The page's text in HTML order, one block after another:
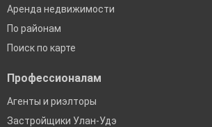
Аренда недвижимости
По районам
Поиск по карте
Профессионалам
Агенты и риэлторы
Застройщики Улан-Удэ